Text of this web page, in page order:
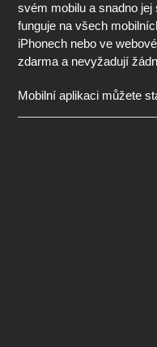
svém mobilu a snadno
funguje na všech
iPhonech nebo ve
zdarma a nevyžadují
Mobilní aplikaci můžete